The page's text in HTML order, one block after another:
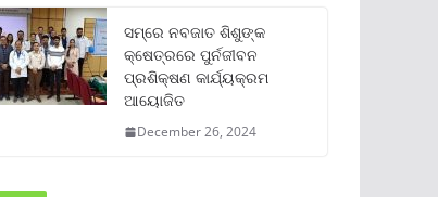
ସମ୍‌ରେ ନବଜାତ ଶିଶୁଙ୍କ
କ୍ଷେତ୍ରରେ ପୁର୍ନଜୀବନ
ପ୍ରଶିକ୍ଷଣ କାର୍ଯ୍ୟକ୍ରମ
ଆୟୋଜିତ
December 26, 2024